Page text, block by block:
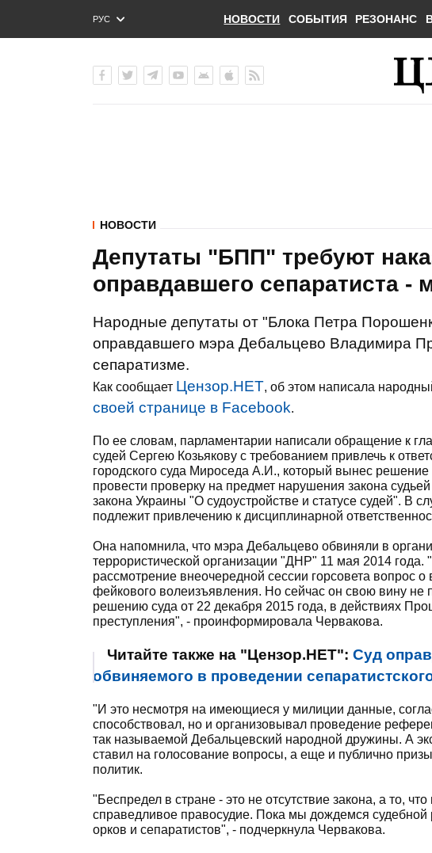
РУС
ENG
НОВОСТИ СОБЫТИЯ РЕЗОНАНС
НОВОСТИ
Депутаты "БПП" требуют
оправдавшего сепаратиста -
Народные депутаты от "Блока Петра
оправдавшего мэра Дебальцево Владимира
сепаратизме.
Как сообщает Цензор.НЕТ, об этом написала
своей странице в Facebook.
По ее словам, парламентарии написали обращение к
судей Сергею Козьякову с требованием привлечь к
городского суда Мироседа А.И., который вынес
провести проверку на предмет нарушения закона
закона Украины "О судоустройстве и статусе судей". В
подлежит привлечению к дисциплинарной
Она напомнила, что мэра Дебальцево обвиняли в
террористической организации "ДНР" 11 мая 2014
рассмотрение внеочередной сессии горсовета вопрос
фейкового волеизъявления. Но сейчас он свою вину не
решению суда от 22 декабря 2015 года, в действиях
преступления", - проинформировала Червакова.
Читайте также на "Цензор.НЕТ": Суд
обвиняемого в проведении
"И это несмотря на имеющиеся у милиции данные,
способствовал, но и организовывал проведение
так называемой Дебальцевский народной дружины. А
ставил на голосование вопросы, а еще и публично
политик.
"Беспредел в стране - это не отсутствие закона, а то,
справедливое правосудие. Пока мы дождемся
орков и сепаратистов", - подчеркнула Червакова.